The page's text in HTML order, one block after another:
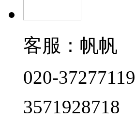
客服：帆帆
020-37277119
3571928718